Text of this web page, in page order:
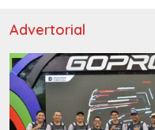
Advertorial